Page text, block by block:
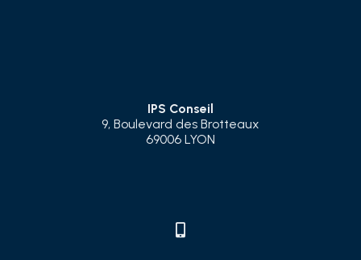
IPS Conseil
9, Boulevard des Brotteaux
69006 LYON
